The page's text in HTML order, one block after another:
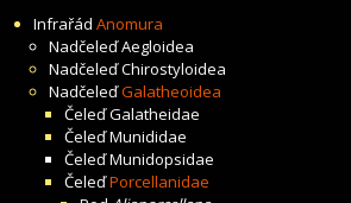
Infrařád Anomura
NadčeleďAegloidea
NadčeleďChirostyloidea
NadčeleďGalatheoidea
ČeleďGalatheidae
ČeleďMunididae
ČeleďMunidopsidae
ČeleďPorcellanidae